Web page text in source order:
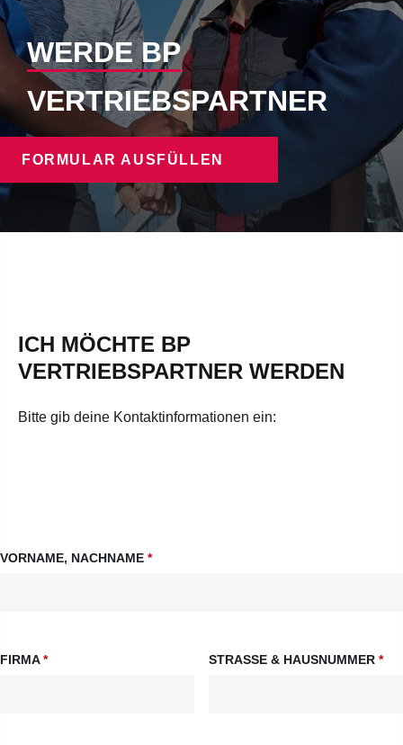
WERDE BP
VERTRIEBSPARTNER
FORMULAR AUSFÜLLEN
ICH MÖCHTE BP
VERTRIEBSPARTNER WERDEN
Bitte gib deine Kontaktinformationen ein:
VORNAME, NACHNAME *
FIRMA* STRASSE & HAUSNUMMER *